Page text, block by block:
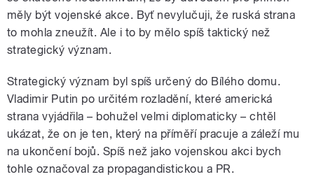
měly být vojenské akce. Byť nevylučuji, že ruská strana
to mohla zneužít. Ale i to by mělo spíš taktický než
strategický význam.
Strategický význam byl spíš určený do Bílého domu.
Vladimir Putin po určitém rozladění, které americká
strana vyjádřila – bohužel velmi diplomaticky–chtěl
ukázat, že on je ten, který na příměří pracuje a záleží mu
na ukončení bojů. Spíš než jako vojenskou akci bych
tohle označoval za propagandistickou a PR.